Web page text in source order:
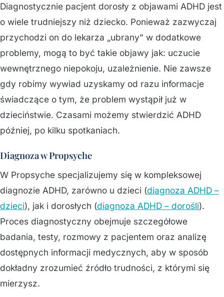
Diagnostycznie pacjent dorosły z objawami ADHD jest
o wiele trudniejszy niż dziecko. Ponieważ zazwyczaj
przychodzi on do lekarza „ubrany” w dodatkowe
problemy, mogą to być takie objawy jak: uczucie
wewnętrznego niepokoju, uzależnienie. Nie zawsze
gdy robimy wywiad uzyskamy od razu informacje
świadczące o tym, że problem wystąpił już w
dzieciństwie. Czasami możemy stwierdzić ADHD
później, po kilku spotkaniach.
Diagnoza w Propsyche
W Propsyche specjalizujemy się w kompleksowej
diagnozie ADHD, zarówno u dzieci (diagnoza ADHD –
dzieci), jak i dorosłych (diagnoza ADHD – dorośli).
Proces diagnostyczny obejmuje szczegółowe
badania, testy, rozmowy z pacjentem oraz analizę
dostępnych informacji medycznych, aby w sposób
dokładny zrozumieć źródło trudności, z którymi się
mierzysz.